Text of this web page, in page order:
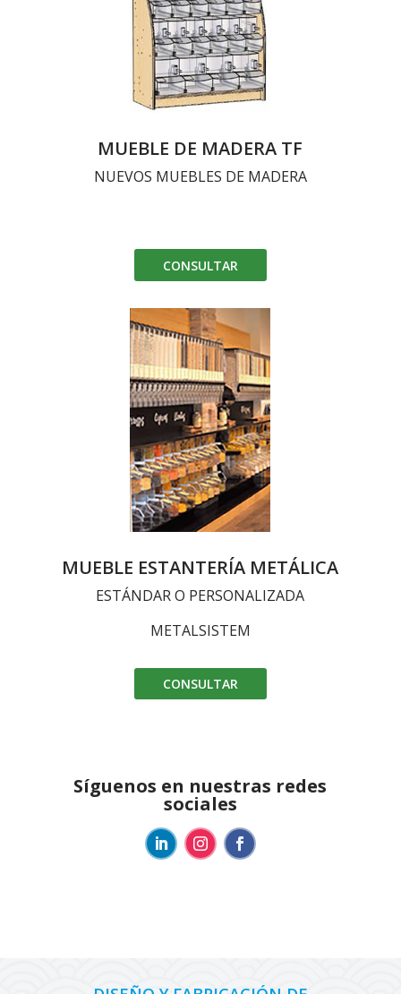
MUEBLE DE MADERA TF
NUEVOS MUEBLES DE MADERA
CONSULTAR
MUEBLE ESTANTERÍA METÁLICA
ESTÁNDAR O PERSONALIZADA
METALSISTEM
CONSULTAR
Síguenos en nuestras redes
sociales